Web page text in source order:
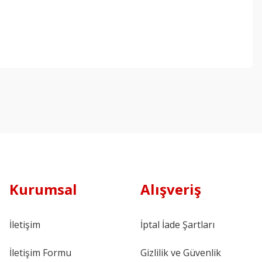
Kurumsal
İletişim
İletişim Formu
Alışveriş
İptal İade Şartları
Gizlilik ve Güvenlik